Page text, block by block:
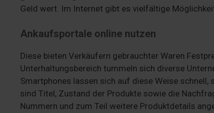
Geld wert. Im Internet gibt es vielfältige
Ankaufsportale online nutzen
Diese bieten Verkäufern gebrauchter Waren
Unterhaltungsbereich tummeln sich diverse
Smartphones lassen sich auf diese Weise
sind Titel, Zustand der Produkte sowie die
Nummern und zum Teil weitere Produktdetails